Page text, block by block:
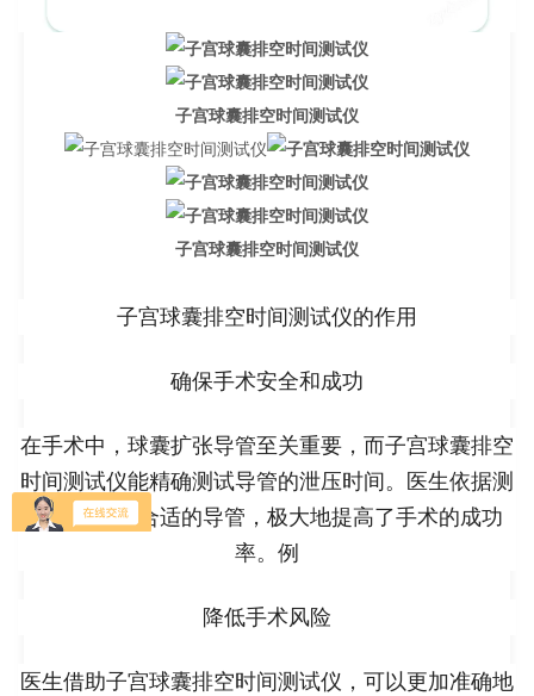
子宫球囊排空时间测试仪
子宫球囊排空时间测试仪
子宫球囊排空时间测试仪的作用
确保手术安全和成功
在手术中，球囊扩张导管至关重要，而子宫球囊排空
时间测试仪能精确测试导管的泄压时间。医生依据测
试结果挑选合适的导管，极大地提高了手术的成功
率。例
降低手术风险
医生借助子宫球囊排空时间测试仪，可以更加准确地